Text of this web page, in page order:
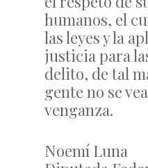
humanos, el
las leyes y la
justicia para
delito, de tal
gente no se
venganza.
Noemí Luna